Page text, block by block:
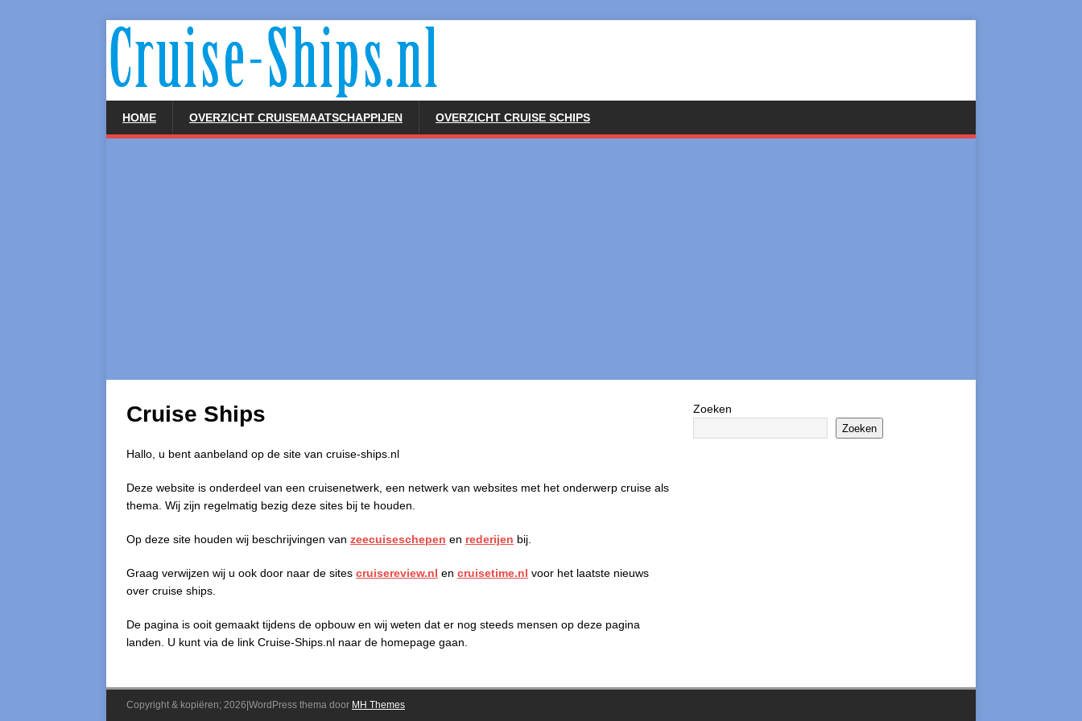
HOME OVERZICHT CRUISEMAATSCHAPPIJEN OVERZICHT CRUISE SCHIPS
Cruise Ships
Hallo, u bent aanbeland op de site van cruise-ships.nl
Deze website is onderdeel van een cruisenetwerk, een netwerk van websites met het onderwerp cruise als
thema. Wij zijn regelmatig bezig deze sites bij te houden.
Op deze site houden wij beschrijvingen van zeecuiseschepen en rederijen bij.
Graag verwijzen wij u ook door naar de sites cruisereview.nl en cruisetime.nl voor het laatste nieuws
over cruise ships.
De pagina is ooit gemaakt tijdens de opbouw en wij weten dat er nog steeds mensen op deze pagina
landen. U kunt via de link Cruise-Ships.nl naar de homepage gaan.
Zoeken
Zoeken
Copyright & kopiëren; 2026|WordPress thema door MH Themes